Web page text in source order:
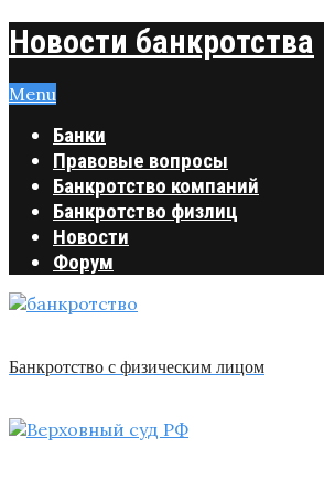
Новости банкротства
Menu
Банки
Правовые вопросы
Банкротство компаний
Банкротство физлиц
Новости
Форум
Банкротство с физическим лицом